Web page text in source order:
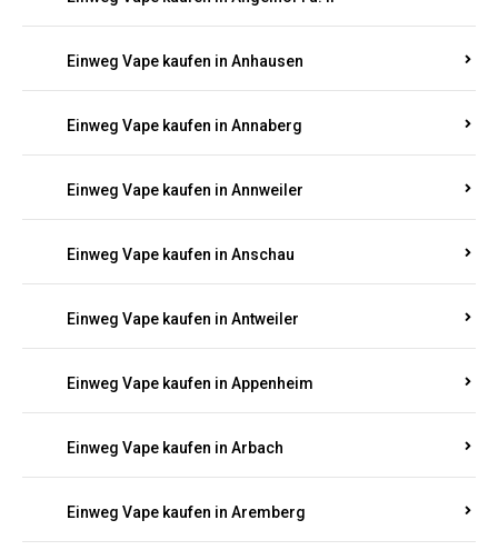
Einweg Vape kaufen in Anhausen
Einweg Vape kaufen in Annaberg
Einweg Vape kaufen in Annweiler
Einweg Vape kaufen in Anschau
Einweg Vape kaufen in Antweiler
Einweg Vape kaufen in Appenheim
Einweg Vape kaufen in Arbach
Einweg Vape kaufen in Aremberg